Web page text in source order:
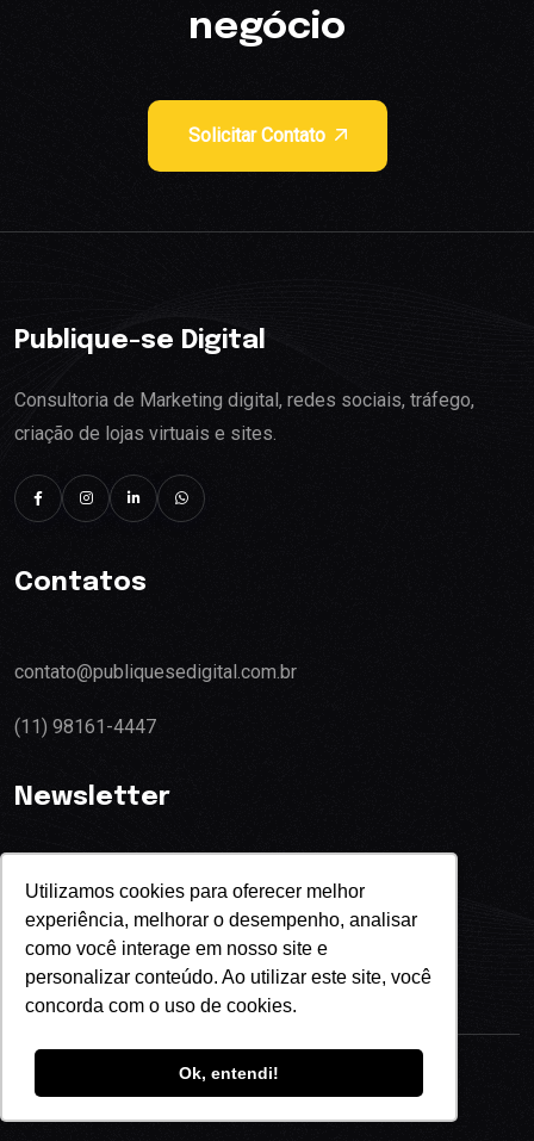
Utilizamos cookies para oferecer melhor
experiência, melhorar o desempenho, analisar
como você interage em nosso site e
personalizar conteúdo. Ao utilizar este site, você
concorda com o uso de cookies.
Ok, entendi!
negócio
Solicitar Contato
Publique-se Digital
Consultoria de Marketing digital, redes sociais, tráfego,
criação de lojas virtuais e sites.
Contatos
contato@publiquesedigital.com.br
(11) 98161-4447
Newsletter
Eu concordo com o termos de privacidade
Publique-se Digital.